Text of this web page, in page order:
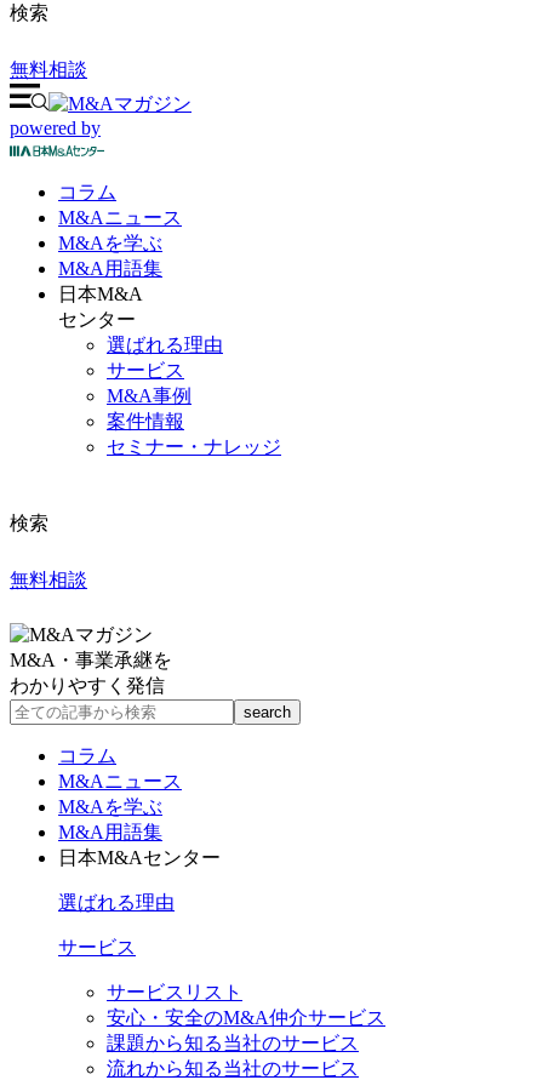
検索
無料相談
powered by
コラム
M&Aニュース
M&Aを学ぶ
M&A 用語集
日本M&A
センター
選ばれる理由
サービス
M&A事例
案件情報
セミナー・ナレッジ
検索
無料相談
M&A・事業承継を
わかりやすく発信
コラム
M&Aニュース
M&Aを学ぶ
M&A用語集
日本M&Aセンター
選ばれる理由
サービス
サービスリスト
安心・安全のM&A仲介サービス
課題から知る当社のサービス
流れから知る当社のサービス